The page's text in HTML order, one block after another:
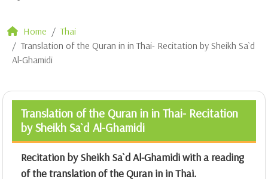
Home
Thai
Translation of the Quran in in Thai- Recitation by Sheikh Sa`d
Al-Ghamidi
Translation of the Quran in in Thai- Recitation
by Sheikh Sa`d Al-Ghamidi
Recitation by Sheikh Sa`d Al-Ghamidi with a reading
of the translation of the Quran in in Thai.